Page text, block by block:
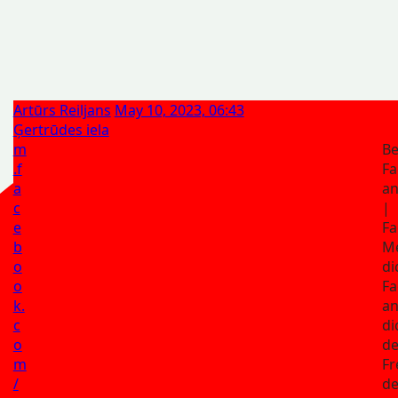
Artūrs Reiljans May 10, 2023, 06:43
Ģertrūdes iela
m
.f
a
c
e
b
o
o
k.
c
o
m
/
|